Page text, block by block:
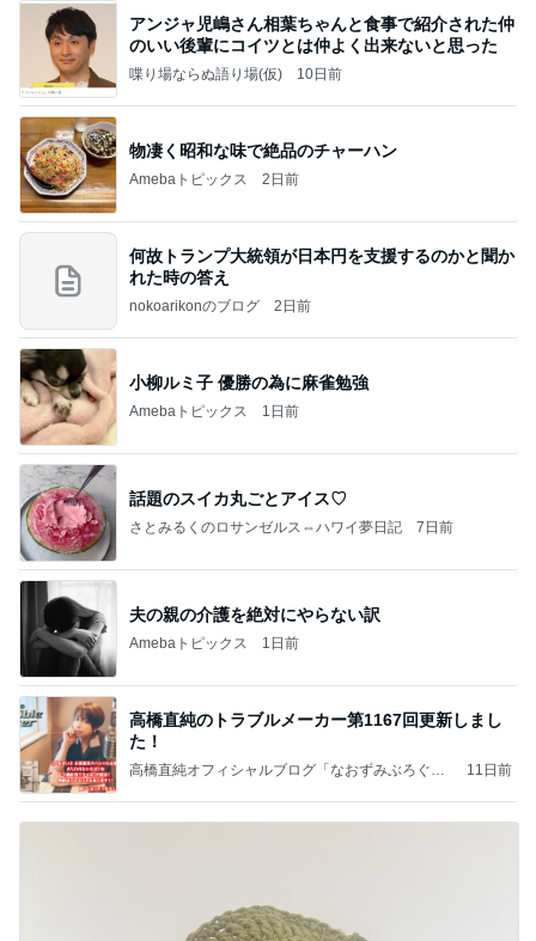
アンジャ児嶋さん相葉ちゃんと食事で紹介された仲
のいい後輩にコイツとは仲よく出来ないと思った
喋り場ならぬ語り場(仮) 10日前
物凄く昭和な味で絶品のチャーハン
Amebaトピックス 2日前
何故トランプ大統領が日本円を支援するのかと聞か
れた時の答え
nokoarikonのブログ 2日前
小柳ルミ子 優勝の為に麻雀勉強
Amebaトピックス 1日前
話題のスイカ丸ごとアイス♡
さとみるくのロサンゼルス⇔ハワイ夢日記 7日前
夫の親の介護を絶対にやらない訳
Amebaトピックス 1日前
高橋直純のトラブルメーカー第1167回更新しまし
た！
高橋直純オフィシャルブログ「なおずみぶろぐ」
11日前